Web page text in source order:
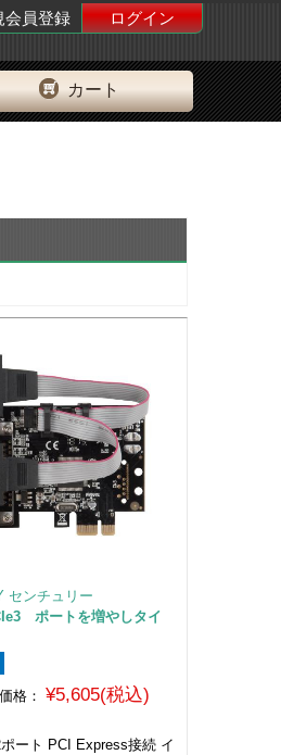
会員登録
ログイン
カート
センチュリー
ポートを増やしタイ
格：
¥5,605(税込)
ート PCI Express接続 イ